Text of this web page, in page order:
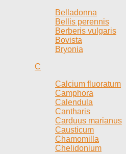
Belladonna
Bellis perennis
Berberis vulgaris
Bovista
Bryonia
C
Calcium fluoratum
Camphora
Calendula
Cantharis
Carduus marianus
Causticum
Chamomilla
Chelidonium